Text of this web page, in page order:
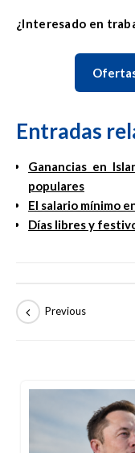
¿Interesado en
Entradas
Ganancias en
populares
El salario mínimo
Días libres y